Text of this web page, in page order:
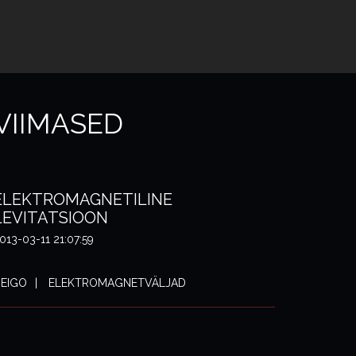
03-11 21:07:59
ELEKTROMAGNETVÄLJAD